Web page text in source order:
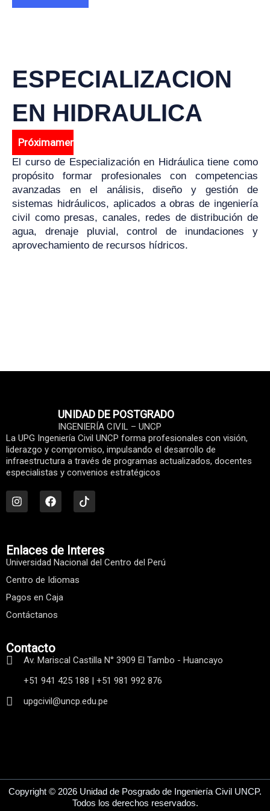
ESPECIALIZACION
EN HIDRAULICA
Próximamente
El curso de Especialización en Hidráulica tiene como
propósito formar profesionales con competencias
avanzadas en el análisis, diseño y gestión de
sistemas hidráulicos, aplicados a obras de ingeniería
civil como presas, canales, redes de distribución de
agua, drenaje pluvial, control de inundaciones y
aprovechamiento de recursos hídricos.
UNIDAD DE POSTGRADO
INGENIERÍA CIVIL – UNCP
La UPG Ingeniería Civil UNCP forma profesionales con visión,
liderazgo y compromiso, impulsando el desarrollo de
infraestructura a través de programas actualizados, docentes
especialistas y convenios estratégicos
n
s
t
r
a
a
c
e
o
k
Enlaces de Interes
Universidad Nacional del Centro del Perú
Centro de Idiomas
Pagos en Caja
Contáctanos
Contacto
Av. Mariscal Castilla N° 3909 El Tambo - Huancayo
+51 941 425 188 | +51 981 992 876
upgcivil@uncp.edu.pe
Copyright © 2026 Unidad de Posgrado de Ingeniería Civil UNCP.
Todos los derechos reservados.